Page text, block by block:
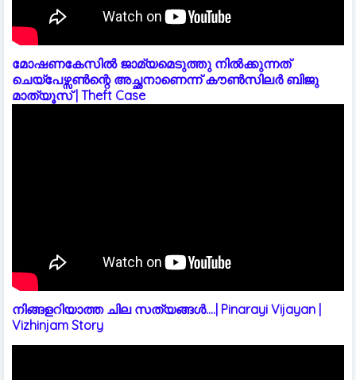
മോഷണകേസിൽ ജാമ്യമെടുത്തു നിൽക്കുന്നത്
ചെയ്പേഴ്സൺന്റെ അച്ഛനാണെന്ന് കൗൺസിലർ ബിജു
മാത്യൂസ് | Theft Case
നിങ്ങളറിയാത്ത ചില സത്യങ്ങൾ....| Pinarayi Vijayan |
Vizhinjam Story